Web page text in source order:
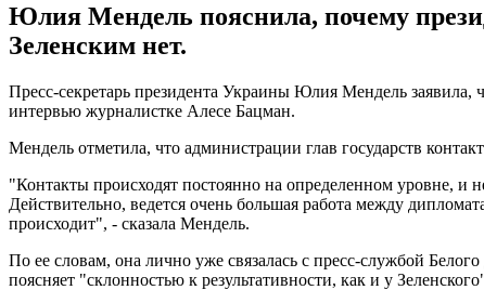
Юлия Мендель пояснила, почему
Зеленским нет.
Пресс-секретарь президента Украины Юлия Мендель
интервью журналистке Алесе Бацман.
Мендель отметила, что администрации глав государств
"Контакты происходят постоянно на определенном уровне, и
Действительно, ведется очень большая работа между
происходит", - сказала Мендель.
По ее словам, она лично уже связалась с пресс-службой
поясняет "склонностью к результативности, как и у